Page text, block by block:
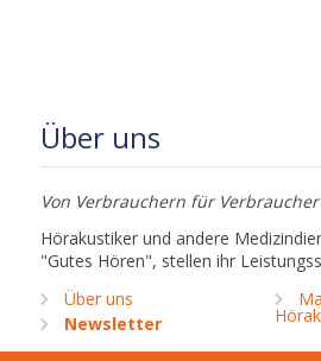
Über uns
Von Verbrauchern für Verbraucher
Hörakustiker und andere
"Gutes Hören", stellen ihr
Über uns
Newsletter